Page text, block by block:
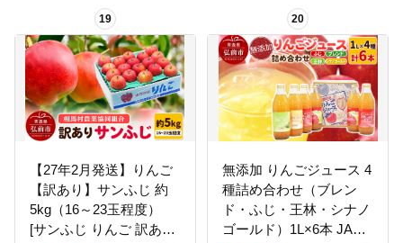
19
【27年2月発送】りんご
【訳あり】サンふじ 約
5kg（16～23玉程度）
[サンふじ りんご 訳あり
20
無添加 りんごジュース 4
種詰め合わせ（ブレン
ド・ふじ・王林・シナノ
ゴールド）1L×6本 JA相